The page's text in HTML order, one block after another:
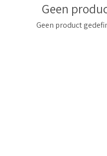
Geen
Geen product